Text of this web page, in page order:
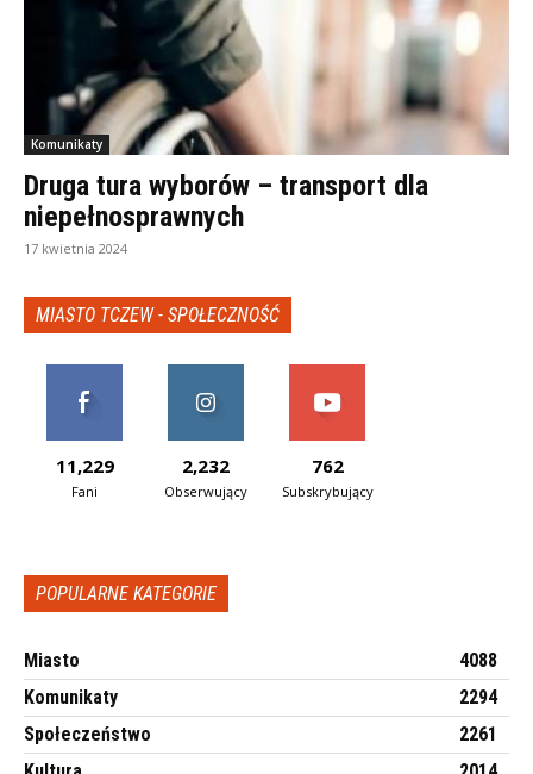
Komunikaty
Druga tura wyborów – transport dla
niepełnosprawnych
17 kwietnia 2024
MIASTO TCZEW - SPOŁECZNOŚĆ
11,229
Fani
2,232
Obserwujący
762
Subskrybujący
POPULARNE KATEGORIE
Miasto
4088
Komunikaty
2294
Społeczeństwo
2261